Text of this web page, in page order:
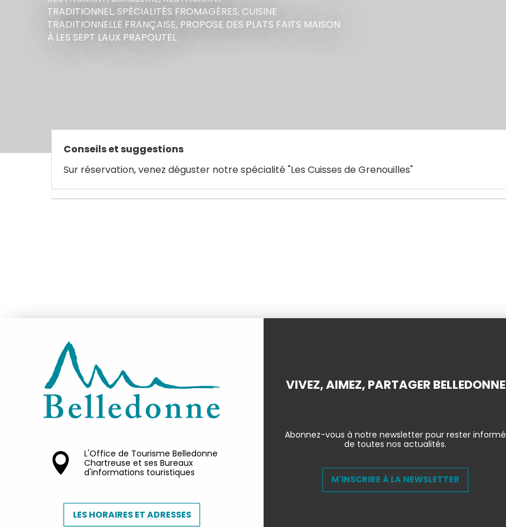
TRADITIONNEL, SPÉCIALITÉS FROMAGÈRES, CUISINE
TRADITIONNELLE FRANÇAISE, PROPOSE DES PLATS FAITS MAISON
À LES SEPT LAUX PRAPOUTEL
Conseils et suggestions
Sur réservation, venez déguster notre spécialité "Les Cuisses de Grenouilles"
L'Office de Tourisme Belledonne
Chartreuse et ses Bureaux
d'informations touristiques
LES HORAIRES ET ADRESSES
VIVEZ, AIMEZ, PARTAGER BELLEDONNE
Abonnez-vous à notre newsletter pour rester informé
de toutes nos actualités.
M'INSCRIRE À LA NEWSLETTER